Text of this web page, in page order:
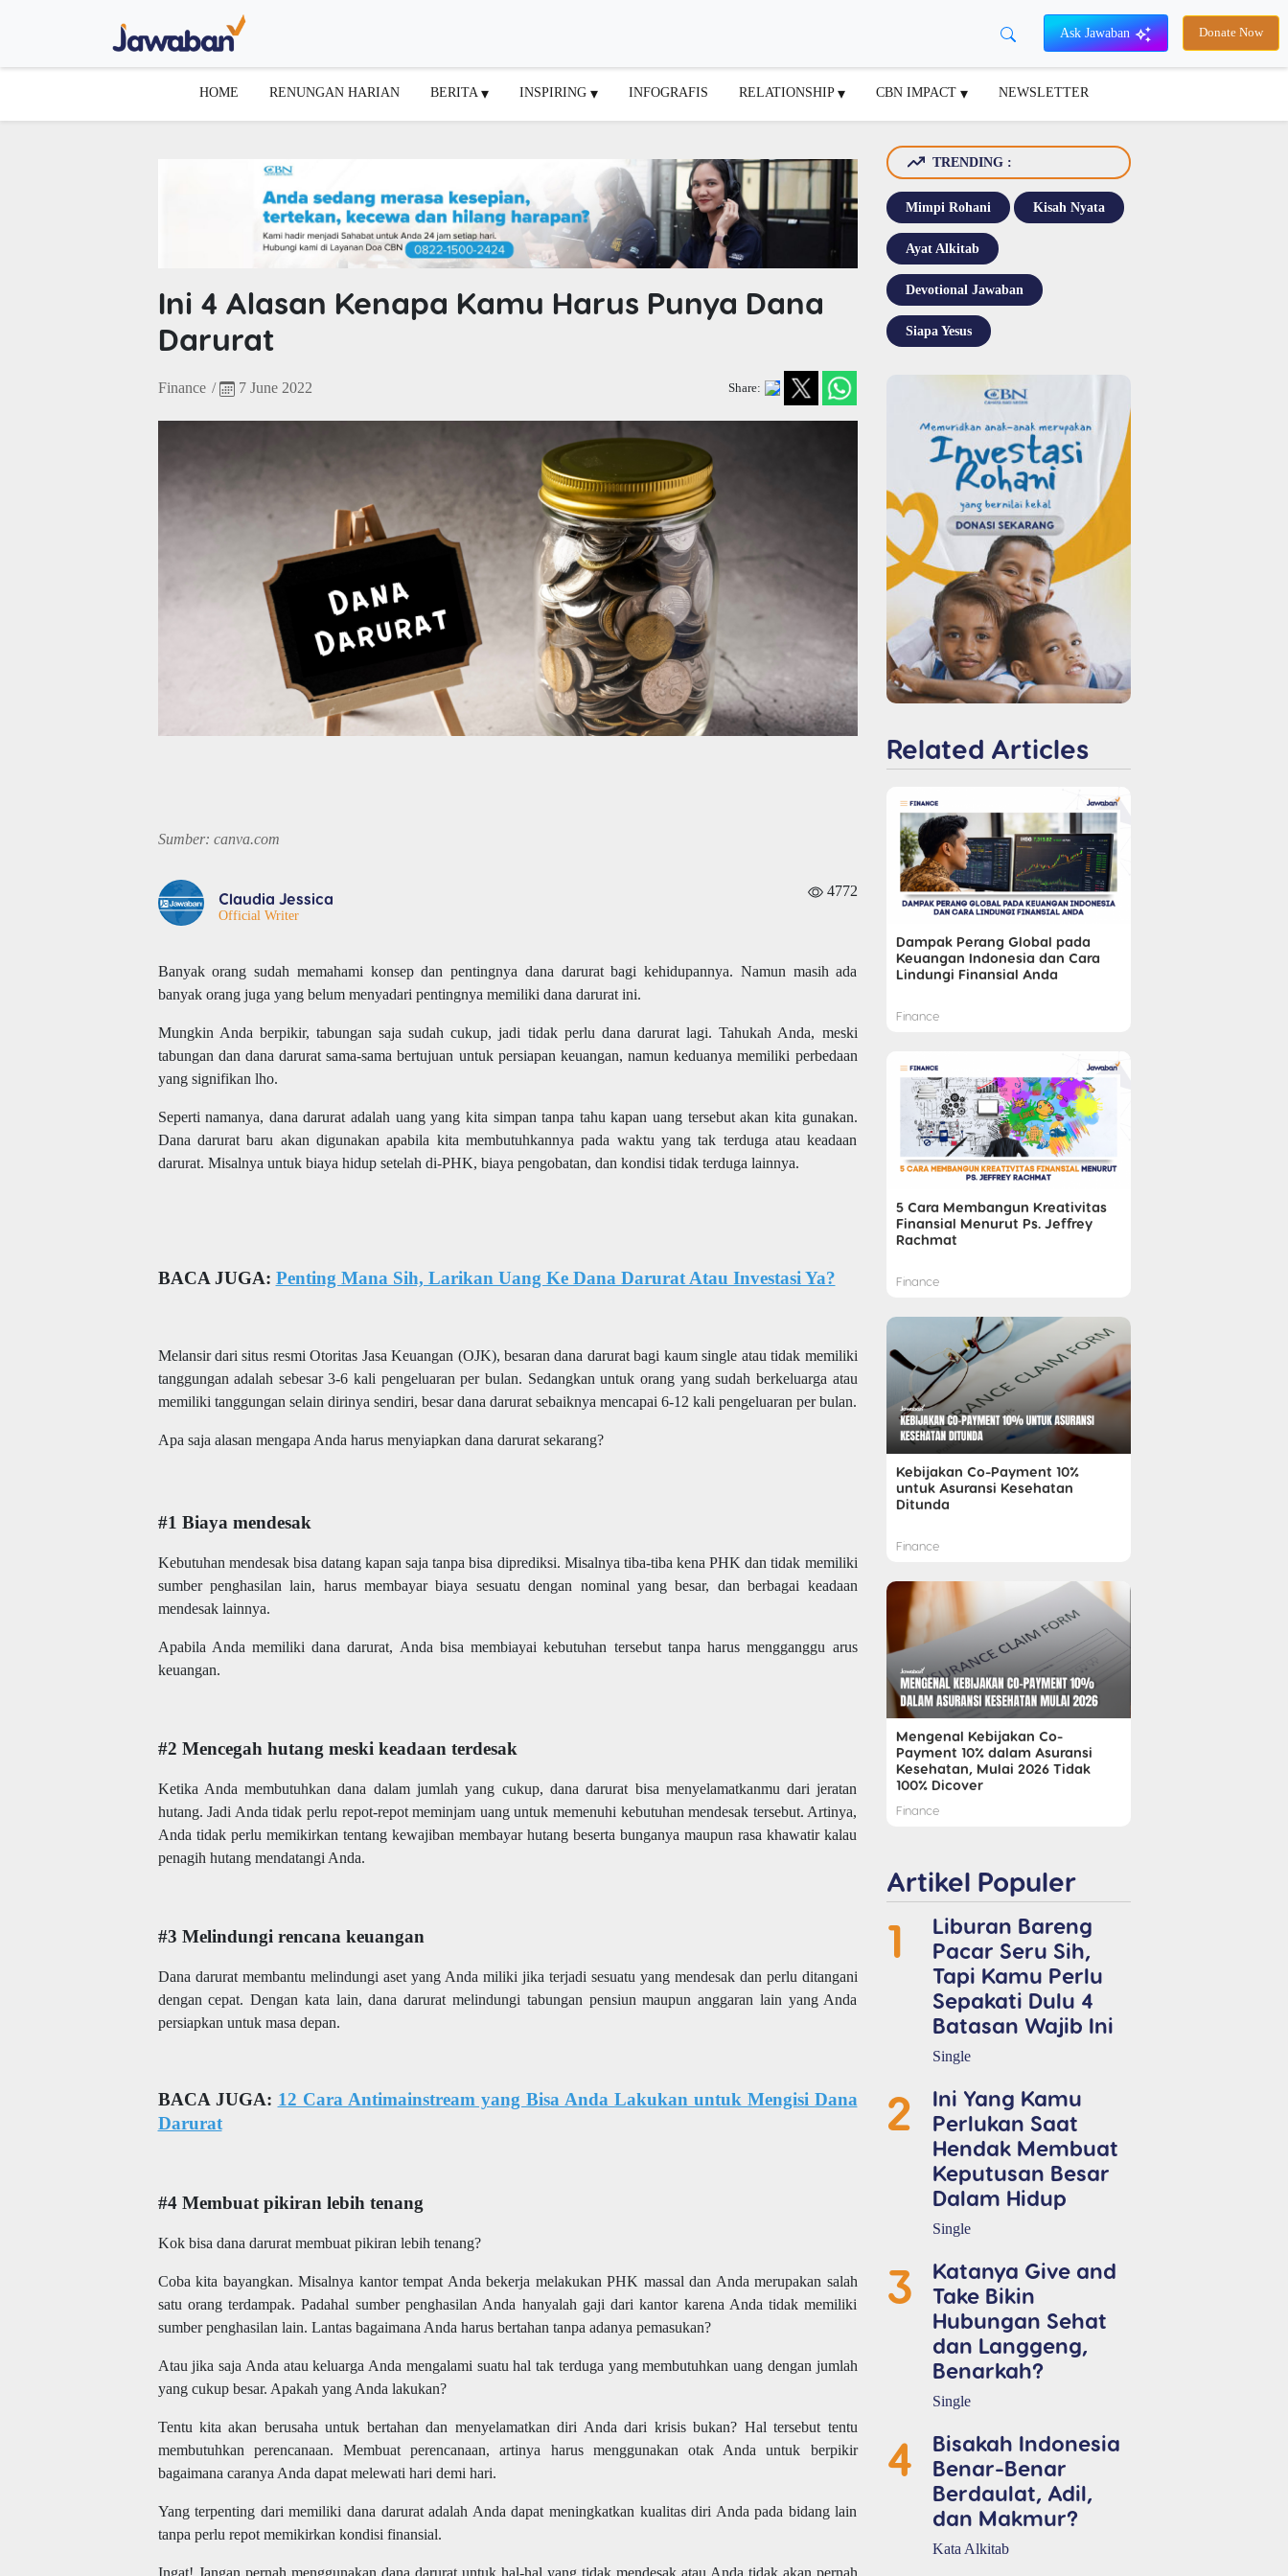
Ask Jawaban Donate Now
HOME RENUNGAN HARIAN BERITA INSPIRING INFOGRAFIS RELATIONSHIP CBN IMPACT NEWSLETTER
Ini 4 Alasan Kenapa Kamu Harus Punya Dana
Darurat
Finance / 7 June 2022 Share:
Sumber: canva.com
Claudia Jessica
Official Writer
4772
Banyak orang sudah memahami konsep dan pentingnya dana darurat bagi kehidupannya. Namun masih ada
banyak orang juga yang belum menyadari pentingnya memiliki dana darurat ini.
Mungkin Anda berpikir, tabungan saja sudah cukup, jadi tidak perlu dana darurat lagi. Tahukah Anda, meski
tabungan dan dana darurat sama-sama bertujuan untuk persiapan keuangan, namun keduanya memiliki perbedaan
yang signifikan lho.
Seperti namanya, dana darurat adalah uang yang kita simpan tanpa tahu kapan uang tersebut akan kita gunakan.
Dana darurat baru akan digunakan apabila kita membutuhkannya pada waktu yang tak terduga atau keadaan
darurat. Misalnya untuk biaya hidup setelah di-PHK, biaya pengobatan, dan kondisi tidak terduga lainnya.
BACA JUGA: Penting Mana Sih, Larikan Uang Ke Dana Darurat Atau Investasi Ya?
Melansir dari situs resmi Otoritas Jasa Keuangan (OJK), besaran dana darurat bagi kaum single atau tidak memiliki
tanggungan adalah sebesar 3-6 kali pengeluaran per bulan. Sedangkan untuk orang yang sudah berkeluarga atau
memiliki tanggungan selain dirinya sendiri, besar dana darurat sebaiknya mencapai 6-12 kali pengeluaran per bulan.
Apa saja alasan mengapa Anda harus menyiapkan dana darurat sekarang?
#1 Biaya mendesak
Kebutuhan mendesak bisa datang kapan saja tanpa bisa diprediksi. Misalnya tiba-tiba kena PHK dan tidak memiliki
sumber penghasilan lain, harus membayar biaya sesuatu dengan nominal yang besar, dan berbagai keadaan
mendesak lainnya.
Apabila Anda memiliki dana darurat, Anda bisa membiayai kebutuhan tersebut tanpa harus mengganggu arus
keuangan.
#2 Mencegah hutang meski keadaan terdesak
Ketika Anda membutuhkan dana dalam jumlah yang cukup, dana darurat bisa menyelamatkanmu dari jeratan
hutang. Jadi Anda tidak perlu repot-repot meminjam uang untuk memenuhi kebutuhan mendesak tersebut. Artinya,
Anda tidak perlu memikirkan tentang kewajiban membayar hutang beserta bunganya maupun rasa khawatir kalau
penagih hutang mendatangi Anda.
#3 Melindungi rencana keuangan
Dana darurat membantu melindungi aset yang Anda miliki jika terjadi sesuatu yang mendesak dan perlu ditangani
dengan cepat. Dengan kata lain, dana darurat melindungi tabungan pensiun maupun anggaran lain yang Anda
persiapkan untuk masa depan.
BACA JUGA: 12 Cara Antimainstream yang Bisa Anda Lakukan untuk Mengisi Dana
Darurat
#4 Membuat pikiran lebih tenang
Kok bisa dana darurat membuat pikiran lebih tenang?
Coba kita bayangkan. Misalnya kantor tempat Anda bekerja melakukan PHK massal dan Anda merupakan salah
satu orang terdampak. Padahal sumber penghasilan Anda hanyalah gaji dari kantor karena Anda tidak memiliki
sumber penghasilan lain. Lantas bagaimana Anda harus bertahan tanpa adanya pemasukan?
Atau jika saja Anda atau keluarga Anda mengalami suatu hal tak terduga yang membutuhkan uang dengan jumlah
yang cukup besar. Apakah yang Anda lakukan?
Tentu kita akan berusaha untuk bertahan dan menyelamatkan diri Anda dari krisis bukan? Hal tersebut tentu
membutuhkan perencanaan. Membuat perencanaan, artinya harus menggunakan otak Anda untuk berpikir
bagaimana caranya Anda dapat melewati hari demi hari.
Yang terpenting dari memiliki dana darurat adalah Anda dapat meningkatkan kualitas diri Anda pada bidang lain
tanpa perlu repot memikirkan kondisi finansial.
Ingat! Jangan pernah menggunakan dana darurat untuk hal-hal yang tidak mendesak atau Anda tidak akan pernah
TRENDING :
Mimpi Rohani Kisah Nyata
Ayat Alkitab
Devotional Jawaban
Siapa Yesus
Related Articles
Dampak Perang Global pada
Keuangan Indonesia dan Cara
Lindungi Finansial Anda
Finance
5 Cara Membangun Kreativitas
Finansial Menurut Ps. Jeffrey
Rachmat
Finance
Kebijakan Co-Payment 10%
untuk Asuransi Kesehatan
Ditunda
Finance
Mengenal Kebijakan Co-
Payment 10% dalam Asuransi
Kesehatan, Mulai 2026 Tidak
100% Dicover
Finance
Artikel Populer
1
Liburan Bareng
Pacar Seru Sih,
Tapi Kamu Perlu
Sepakati Dulu 4
Batasan Wajib Ini
Single
2
Ini Yang Kamu
Perlukan Saat
Hendak Membuat
Keputusan Besar
Dalam Hidup
Single
3
Katanya Give and
Take Bikin
Hubungan Sehat
dan Langgeng,
Benarkah?
Single
4
Bisakah Indonesia
Benar-Benar
Berdaulat, Adil,
dan Makmur?
Kata Alkitab